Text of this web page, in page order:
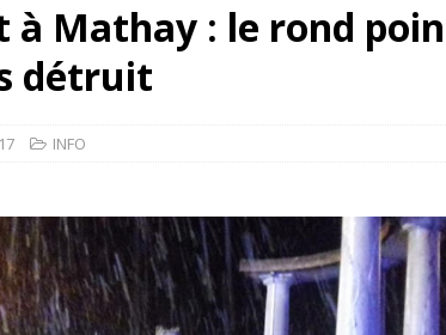
à Mathay : le rond
détruit
INFO